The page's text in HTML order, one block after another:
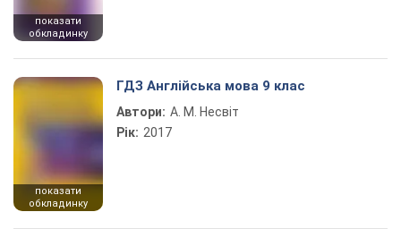
показати
обкладинку
показати
обкладинку
ГДЗ Англійська мова 9 клас
Автори: А. М. Несвіт
Рік: 2017